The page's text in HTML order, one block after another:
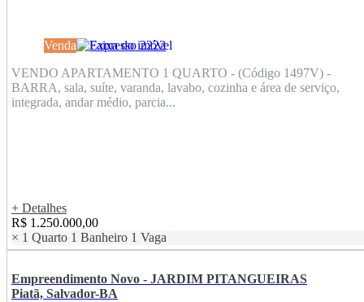
Venda
VENDO APARTAMENTO 1 QUARTO - (Código 1497V) -
BARRA, sala, suíte, varanda, lavabo, cozinha e área de serviço,
integrada, andar médio, parcia...
+ Detalhes
R$ 1.250.000,00
× 1 Quarto 1 Banheiro 1 Vaga
Empreendimento Novo - JARDIM PITANGUEIRAS
Piatã, Salvador-BA